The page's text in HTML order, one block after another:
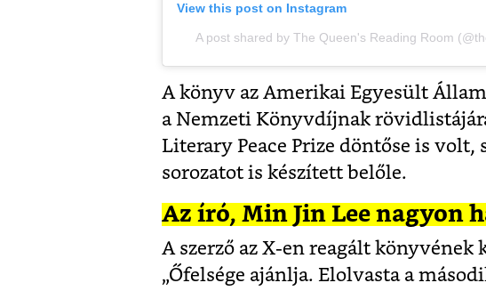
View this post on Instagram
A post shared by The Queen's Reading Room
A könyv az Amerikai Egyesült
a Nemzeti Könyvdíjnak
Literary Peace Prize döntőse is volt,
sorozatot is készített belőle.
Az író, Min Jin Lee nagyon
A szerző az X-en reagált könyvének
„Őfelsége ajánlja. Elolvasta a